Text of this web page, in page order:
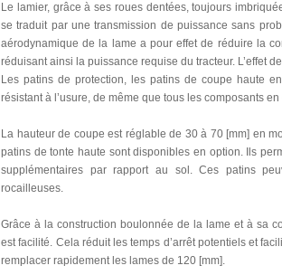
Le lamier, grâce à ses roues dentées, toujours
se traduit par une transmission de puissance sans
aérodynamique de la lame a pour effet de réduire la
réduisant ainsi la puissance requise du tracteur. L’effet
Les patins de protection, les patins de coupe haute
résistant à l’usure, de même que tous les composants
La hauteur de coupe est réglable de 30 à 70 [mm] en
patins de tonte haute sont disponibles en option. Ils
supplémentaires par rapport au sol. Ces patins
rocailleuses.
Grâce à la construction boulonnée de la lame et à sa
est facilité. Cela réduit les temps d’arrêt potentiels et
remplacer rapidement les lames de 120 [mm].